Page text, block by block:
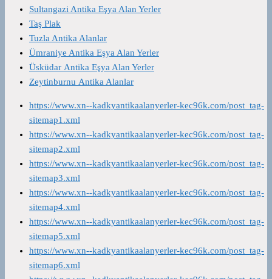
Sultangazi Antika Eşya Alan Yerler
Taş Plak
Tuzla Antika Alanlar
Ümraniye Antika Eşya Alan Yerler
Üsküdar Antika Eşya Alan Yerler
Zeytinburnu Antika Alanlar
https://www.xn--kadkyantikaalanyerler-kec96k.com/post_tag-
sitemap1.xml
https://www.xn--kadkyantikaalanyerler-kec96k.com/post_tag-
sitemap2.xml
https://www.xn--kadkyantikaalanyerler-kec96k.com/post_tag-
sitemap3.xml
https://www.xn--kadkyantikaalanyerler-kec96k.com/post_tag-
sitemap4.xml
https://www.xn--kadkyantikaalanyerler-kec96k.com/post_tag-
sitemap5.xml
https://www.xn--kadkyantikaalanyerler-kec96k.com/post_tag-
sitemap6.xml